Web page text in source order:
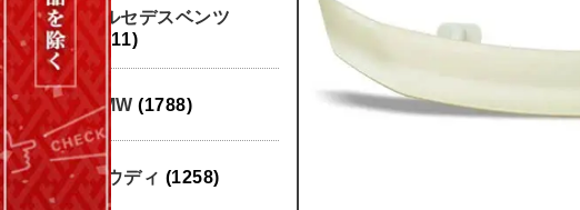
メルセデスベンツ
(1911)
BMW (1788)
アウディ (1258)